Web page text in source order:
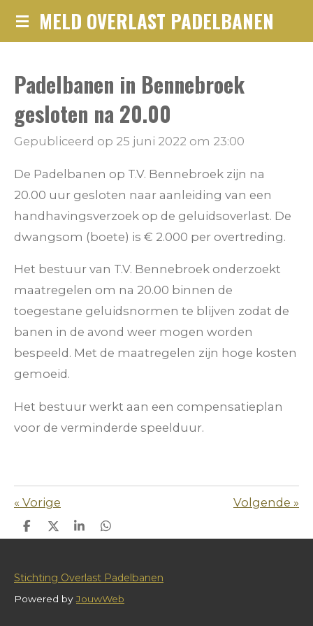
Ga
de
MELD OVERLAST PADELBANEN
Padelbanen in Bennebroek
gesloten na 20.00
Gepubliceerd op 25 juni 2022 om 23:00
De Padelbanen op T.V. Bennebroek zijn na
20.00 uur gesloten naar aanleiding van een
handhavingsverzoek op de geluidsoverlast. De
dwangsom (boete) is € 2.000 per overtreding.
Het bestuur van T.V. Bennebroek onderzoekt
maatregelen om na 20.00 binnen de
toegestane geluidsnormen te blijven zodat de
banen in de avond weer mogen worden
bespeeld. Met de maatregelen zijn hoge kosten
gemoeid.
Het bestuur werkt aan een compensatieplan
voor de verminderde speelduur.
« Vorige Volgende »
D
e
n
D
e
S
h
e
D
e
n
Stichting Overlast Padelbanen
Powered byJouwWeb